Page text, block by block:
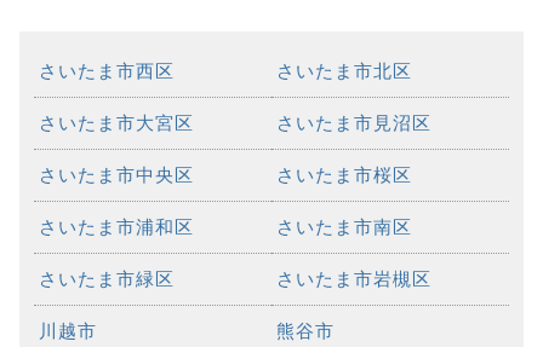
さいたま市西区 さいたま市北区
さいたま市大宮区 さいたま市見沼区
さいたま市中央区 さいたま市桜区
さいたま市浦和区 さいたま市南区
さいたま市緑区 さいたま市岩槻区
川越市 熊谷市